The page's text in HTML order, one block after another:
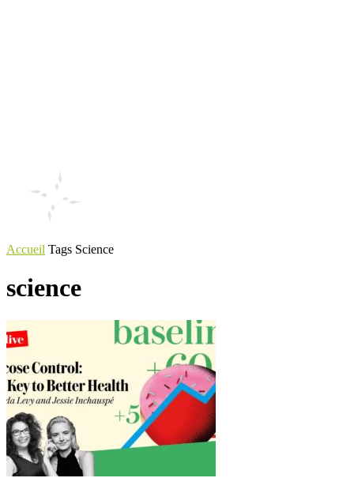
Accueil Tags Science
science